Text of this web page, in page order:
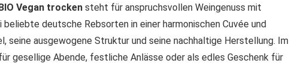
Vegan trocken steht für anspruchsvollen Weingenuss mit
deutsche Rebsorten in einer harmonischen Cuvée und
seine ausgewogene Struktur und seine nachhaltige Herstellung. Im
gesellige Abende, festliche Anlässe oder als edles Geschenk für